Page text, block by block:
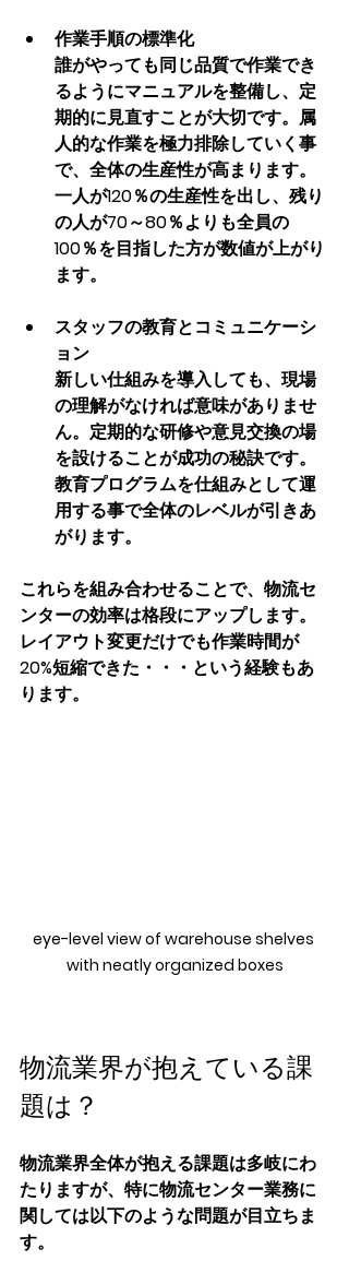
作業手順の標準化
誰がやっても同じ品質で作業でき
るようにマニュアルを整備し、定
期的に見直すことが大切です。属
人的な作業を極力排除していく事
で、全体の生産性が高まります。
一人が120％の生産性を出し、残り
の人が70～80％よりも全員の
100％を目指した方が数値が上がり
ます。
スタッフの教育とコミュニケーシ
ョン
新しい仕組みを導入しても、現場
の理解がなければ意味がありませ
ん。定期的な研修や意見交換の場
を設けることが成功の秘訣です。
教育プログラムを仕組みとして運
用する事で全体のレベルが引きあ
がります。
これらを組み合わせることで、物流セ
ンターの効率は格段にアップします。
レイアウト変更だけでも作業時間が
20%短縮できた・・・という経験もあ
ります。
eye-level view of warehouse shelves
with neatly organized boxes
物流業界が抱えている課
題は？
物流業界全体が抱える課題は多岐にわ
たりますが、特に物流センター業務に
関しては以下のような問題が目立ちま
す。